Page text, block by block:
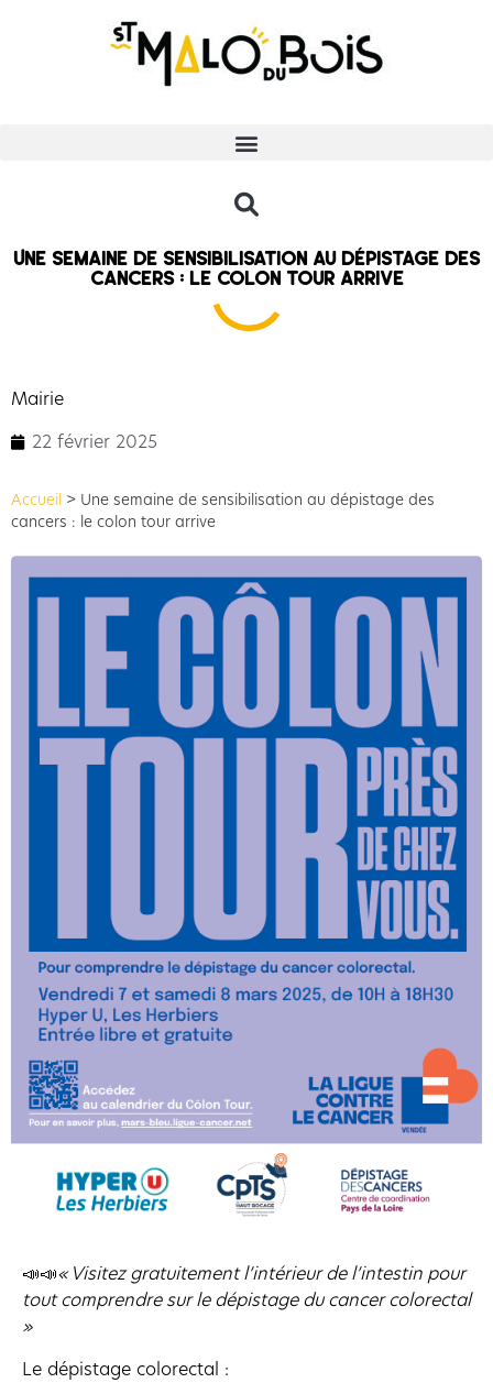
Une semaine de sensibilisation au dépistage des
cancers : le colon tour arrive
Mairie
22 février 2025
Accueil > Une semaine de sensibilisation au dépistage des
cancers : le colon tour arrive
📣📣« Visitez gratuitement l’intérieur de l’intestin pour
tout comprendre sur le dépistage du cancer colorectal
»
Le dépistage colorectal :